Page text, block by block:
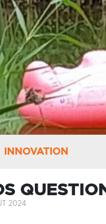
INNOVATION
2024